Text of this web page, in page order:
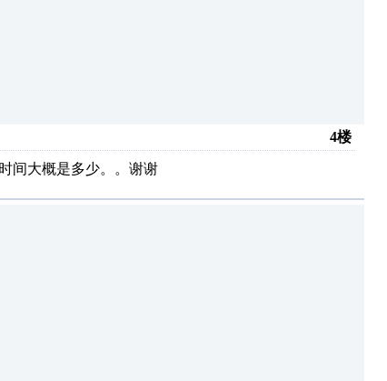
4楼
间大概是多少。。谢谢